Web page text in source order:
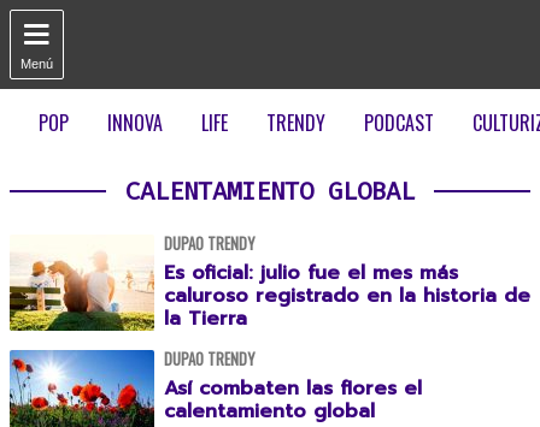

Menú
POP INNOVA LIFE TRENDY PODCAST
CALENTAMIENTO GLOBAL
DUPAO TRENDY
Es oficial: julio fue el mes más
caluroso registrado en la historia de
la Tierra
DUPAO TRENDY
Así combaten las flores el
calentamiento global